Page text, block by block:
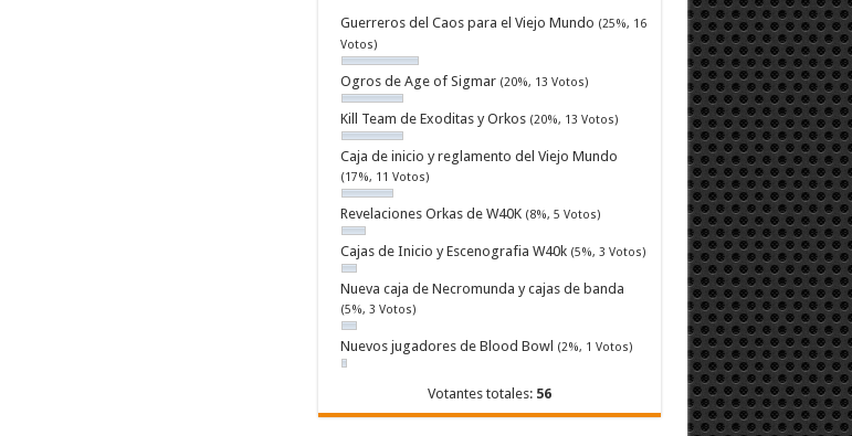
Guerreros del Caos para el Viejo Mundo (25%, 16
Votos)
Ogros de Age of Sigmar (20%, 13 Votos)
Kill Team de Exoditas y Orkos (20%, 13 Votos)
Caja de inicio y reglamento del Viejo Mundo
(17%, 11 Votos)
Revelaciones Orkas de W40K (8%, 5 Votos)
Cajas de Inicio y Escenografia W40k (5%, 3 Votos)
Nueva caja de Necromunda y cajas de banda
(5%, 3 Votos)
Nuevos jugadores de Blood Bowl (2%, 1 Votos)
Votantes totales: 56